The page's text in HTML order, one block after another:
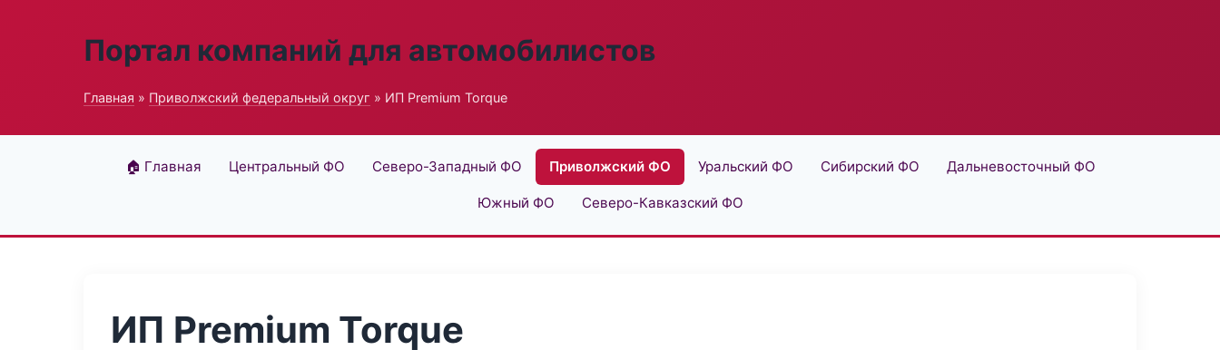
Портал компаний для автомобилистов
Главная » Приволжский федеральный округ » ИП Premium Torque
🏠 Главная Центральный ФО Северо-Западный ФО Приволжский ФО Уральский ФО Сибирский ФО Дальневосточный ФО
Южный ФО Северо-Кавказский ФО
ИП Premium Torque